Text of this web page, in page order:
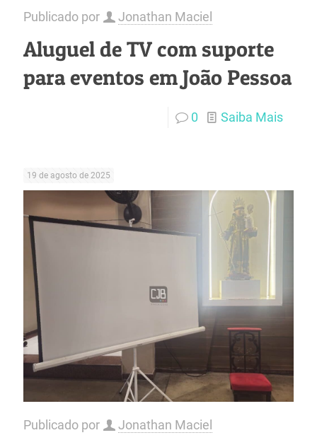
Publicado por Jonathan Maciel
Aluguel de TV com suporte
para eventos em João Pessoa
0 Saiba Mais
19 de agosto de 2025
Publicado por Jonathan Maciel